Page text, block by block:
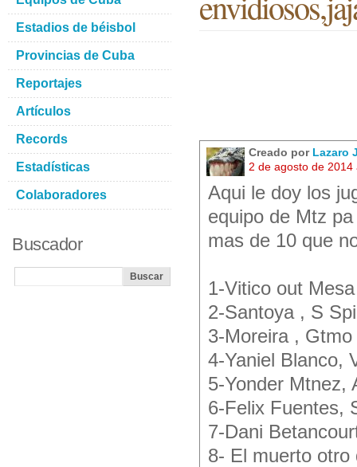
Creado por Lazaro
2 de agosto de
Aqui le doy los
equipo de Mtz
mas de 10 que
1-Vitico out
2-Santoya , S
3-Moreira , Gtmo
4-Yaniel Blanco,
5-Yonder Mtnez,
6-Felix Fuentes,
7-Dani
8- El muerto otro
Estadios de béisbol
Provincias de Cuba
Reportajes
Artículos
Records
Estadísticas
Colaboradores
Buscador